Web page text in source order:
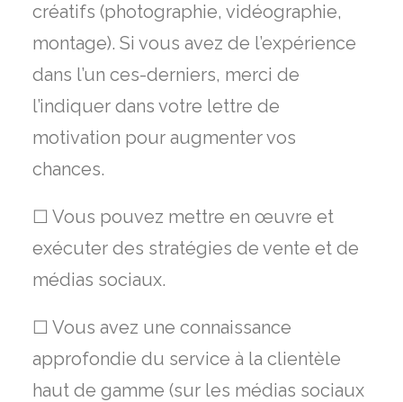
créatifs (photographie, vidéographie,
montage). Si vous avez de l’expérience
dans l’un ces-derniers, merci de
l’indiquer dans votre lettre de
motivation pour augmenter vos
chances.
☐ Vous pouvez mettre en œuvre et
exécuter des stratégies de vente et de
médias sociaux.
☐ Vous avez une connaissance
approfondie du service à la clientèle
haut de gamme (sur les médias sociaux